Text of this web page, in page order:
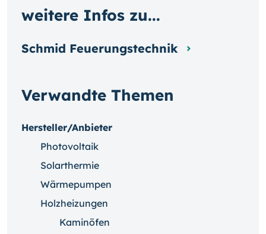
Verwandte Themen
Hersteller/Anbieter
Photovoltaik
Solarthermie
Wärmepumpen
Holzheizungen
Kaminöfen
weitere Infos zu...
Schmid Feuerungstechnik